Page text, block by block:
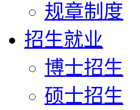
规章制度
招生就业
博士招生
硕士招生